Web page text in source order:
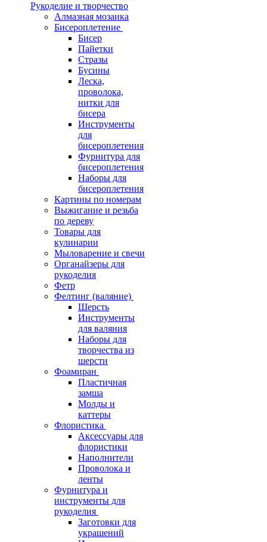
Рукоделие и творчество
Алмазная мозаика
Бисероплетение
Бисер
Пайетки
Стразы
Бусины
Леска,
проволока,
нитки для
бисера
Инструменты
для
бисероплетения
Фурнитура для
бисероплетения
Наборы для
бисероплетения
Картины по номерам
Выжигание и резьба
по дереву
Товары для
кулинарии
Мыловарение и свечи
Органайзеры для
рукоделия
Фетр
Фелтинг (валяние)
Шерсть
Инструменты
для валяния
Наборы для
творчества из
шерсти
Фоамиран
Пластичная
замша
Молды и
каттеры
Флористика
Аксессуары для
флористики
Наполнители
Проволока и
ленты
Фурнитура и
инструменты для
рукоделия
Заготовки для
украшений